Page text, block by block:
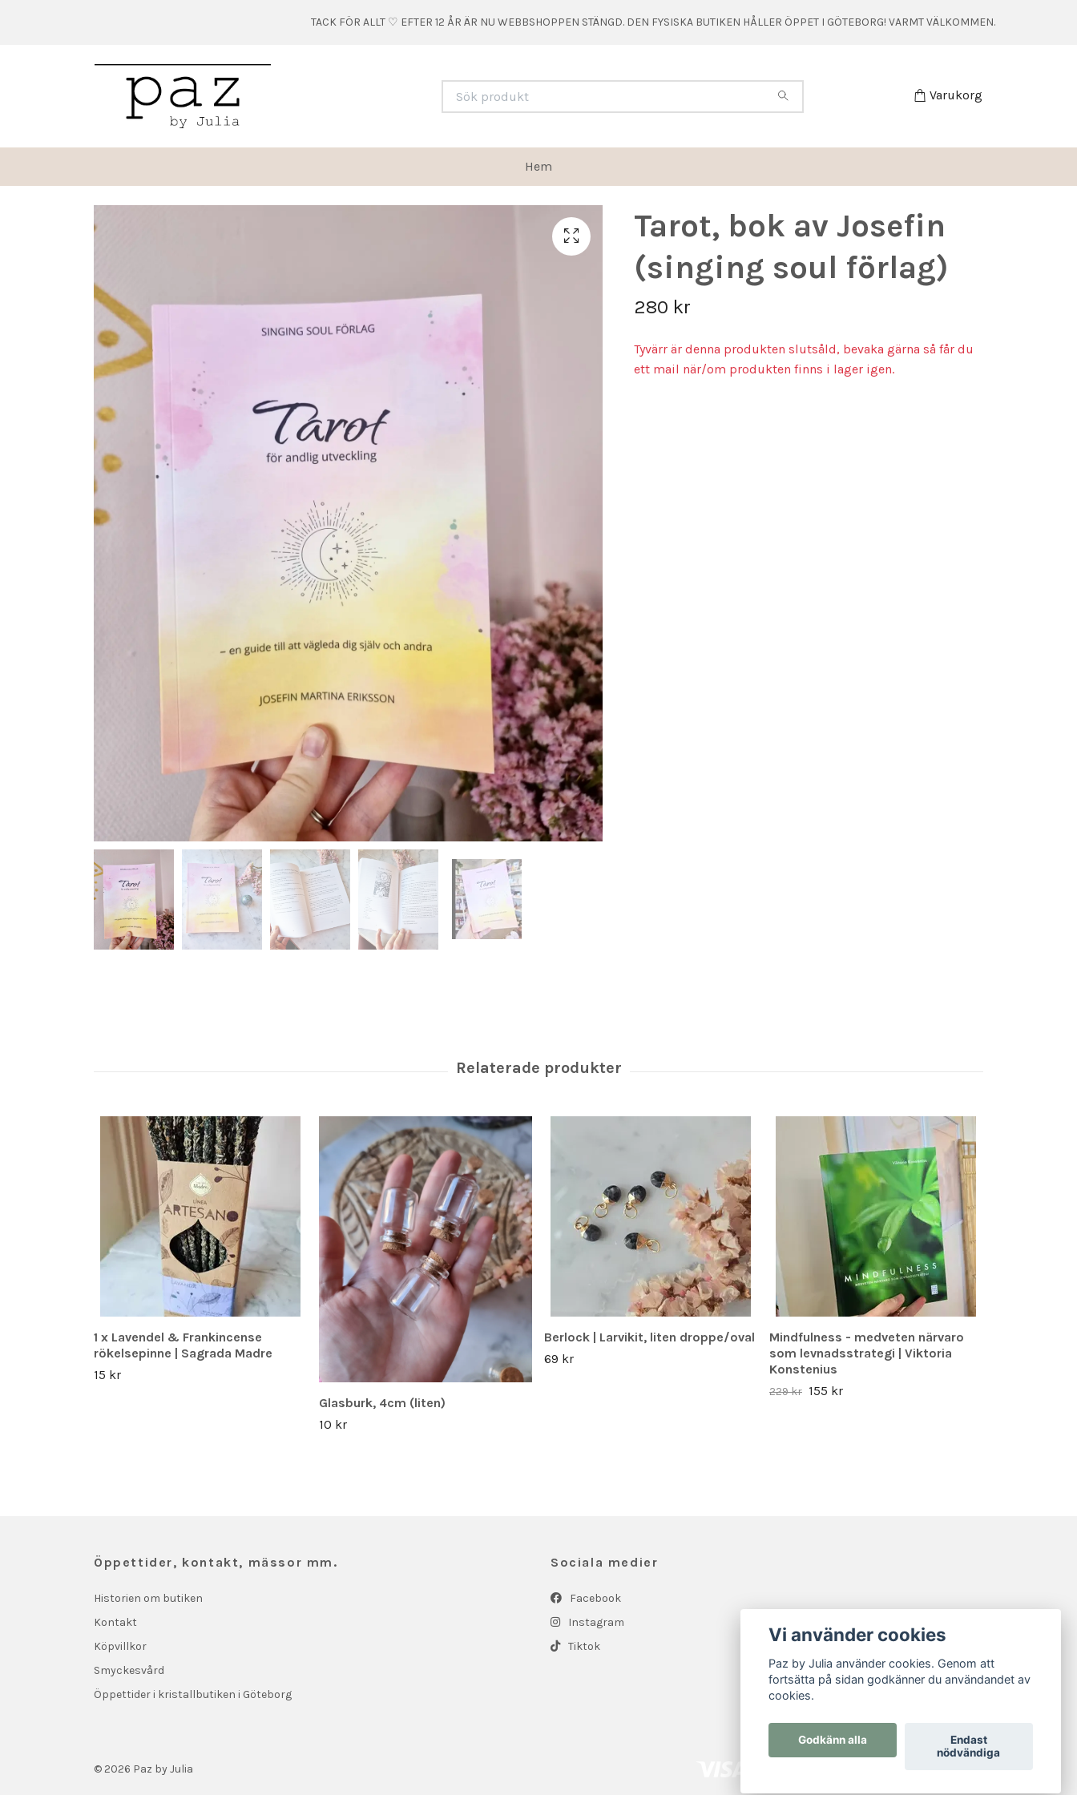
TACK FÖR ALLT ♡ EFTER 12 ÅR ÄR NU WEBBSHOPPEN STÄNGD. DEN FYSISKA BUTIKEN HÅLLER ÖPPET I GÖTEBORG! VARMT VÄLKOMMEN.
Varukorg
Hem
Tarot, bok av Josefin
(singing soul förlag)
280 kr
Tyvärr är denna produkten slutsåld, bevaka gärna så får du
ett mail när/om produkten finns i lager igen.
1 x Lavendel & Frankincense
rökelsepinne | Sagrada Madre
15 kr
Glasburk, 4cm (liten)
10 kr
Berlock | Larvikit, liten droppe/oval
69 kr
Mindfulness - medveten närvaro
som levnadsstrategi | Viktoria
Konstenius
229 kr 155 kr
Öppettider, kontakt, mässor mm.
Historien om butiken
Kontakt
Köpvillkor
Smyckesvård
Öppettider i kristallbutiken i Göteborg
Sociala medier
Facebook
Instagram
Tiktok
© 2026 Paz by Julia
Vi använder cookies
Paz by Julia använder cookies. Genom att
fortsätta på sidan godkänner du användandet av
cookies.
Godkänn alla
Endast
nödvändiga